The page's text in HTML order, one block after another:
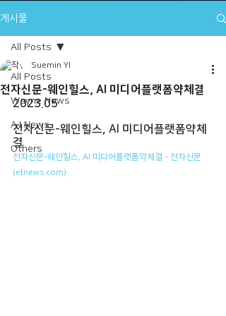
게시물
All Posts
Wayne News
A.I News
Others
All Posts
전자신문-웨인힐스, AI 미디어플랫폼약체결
Suemin YI
2023.05
전자신문-웨인힐스, AI 미디어플랫폼약체
결
전자신문-웨인힐스, AI 미디어플랫폼약체결 - 전자신문
(etnews.com)